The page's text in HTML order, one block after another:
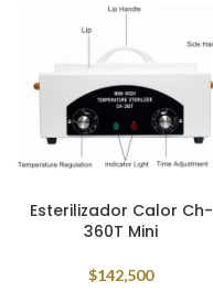
Esterilizador Calor Ch-
360T Mini
$142,500